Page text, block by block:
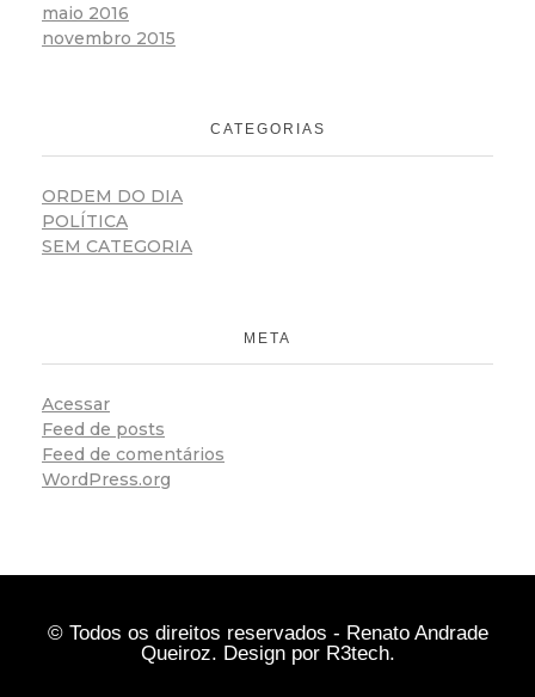
maio 2016
novembro 2015
CATEGORIAS
ORDEM DO DIA
POLÍTICA
SEM CATEGORIA
META
Acessar
Feed de posts
Feed de comentários
WordPress.org
© Todos os direitos reservados - Renato Andrade
Queiroz. Design por R3tech.